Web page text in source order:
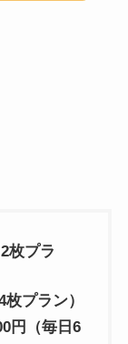
枚プラ
プラン）
円（毎日6